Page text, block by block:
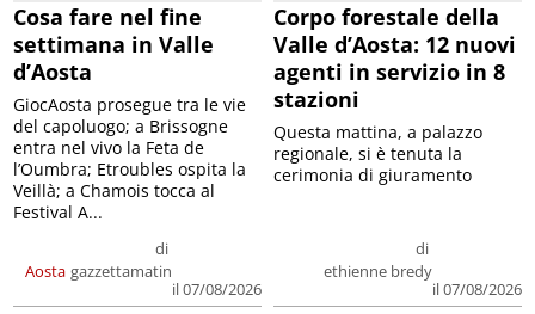
Cosa fare nel fine
settimana in Valle
d’Aosta
Aosta
di
gazzettamatin
il 07/08/2026
GiocAosta prosegue tra le vie
del capoluogo; a Brissogne
entra nel vivo la Feta de
l’Oumbra; Etroubles ospita la
Veillà; a Chamois tocca al
Festival A...
Corpo forestale della
Valle d’Aosta: 12 nuovi
agenti in servizio in 8
stazioni
di
ethienne bredy
il 07/08/2026
Questa mattina, a palazzo
regionale, si è tenuta la
cerimonia di giuramento